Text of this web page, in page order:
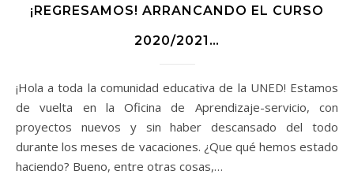
¡REGRESAMOS! ARRANCANDO EL CURSO
2020/2021…
¡Hola a toda la comunidad educativa de la UNED! Estamos
de vuelta en la Oficina de Aprendizaje-servicio, con
proyectos nuevos y sin haber descansado del todo
durante los meses de vacaciones. ¿Que qué hemos estado
haciendo? Bueno, entre otras cosas,…